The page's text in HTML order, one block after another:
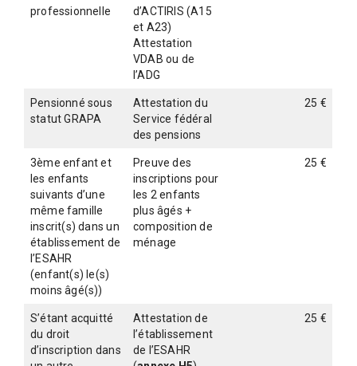
professionnelle
d’ACTIRIS (A15
et A23)
Attestation
VDAB ou de
l’ADG
Pensionné sous
statut GRAPA
Attestation du
Service fédéral
des pensions
25 €
3ème enfant et
les enfants
suivants d’une
même famille
inscrit(s) dans un
établissement de
l’ESAHR
(enfant(s) le(s)
moins âgé(s))
Preuve des
inscriptions pour
les 2 enfants
plus âgés +
composition de
ménage
25 €
S’étant acquitté
du droit
d’inscription dans
Attestation de
l’établissement
de l’ESAHR
25 €